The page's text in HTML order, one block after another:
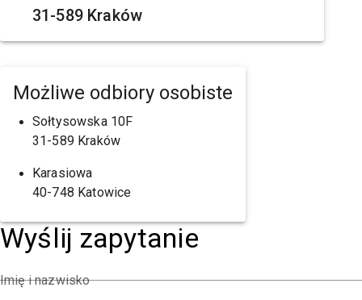
31-589 Kraków
Możliwe odbiory osobiste
Sołtysowska 10F
31-589 Kraków
Karasiowa
40-748 Katowice
Wyślij zapytanie
Imię i nazwisko